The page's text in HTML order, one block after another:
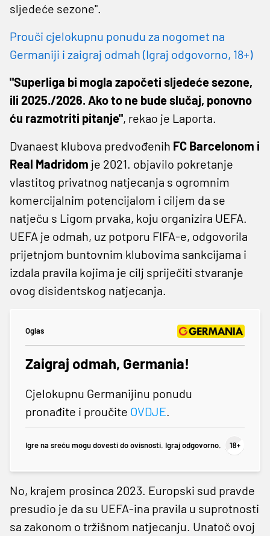
sljedeće sezone".
Prouči cjelokupnu ponudu za nogomet na
Germaniji i zaigraj odmah (Igraj odgovorno, 18+)
"Superliga bi mogla započeti sljedeće sezone,
ili 2025./2026. Ako to ne bude slučaj, ponovno
ću razmotriti pitanje", rekao je Laporta.
Dvanaest klubova predvođenih FC Barcelonom i
Real Madridom je 2021. objavilo pokretanje
vlastitog privatnog natjecanja s ogromnim
komercijalnim potencijalom i ciljem da se
natječu s Ligom prvaka, koju organizira UEFA.
UEFA je odmah, uz potporu FIFA-e, odgovorila
prijetnjom buntovnim klubovima sankcijama i
izdala pravila kojima je cilj spriječiti stvaranje
ovog disidentskog natjecanja.
Oglas
Zaigraj odmah, Germania!
Cjelokupnu Germanijinu ponudu
pronađite i proučite OVDJE.
Igre na sreću mogu dovesti do ovisnosti. Igraj odgovorno.
No, krajem prosinca 2023. Europski sud pravde
presudio je da su UEFA-ina pravila u suprotnosti
sa zakonom o tržišnom natjecanju. Unatoč ovoj